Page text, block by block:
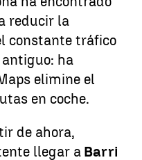
reducir la
constante tráfico
antiguo: ha
elimine el
en coche.
de ahora,
llegar a Barri